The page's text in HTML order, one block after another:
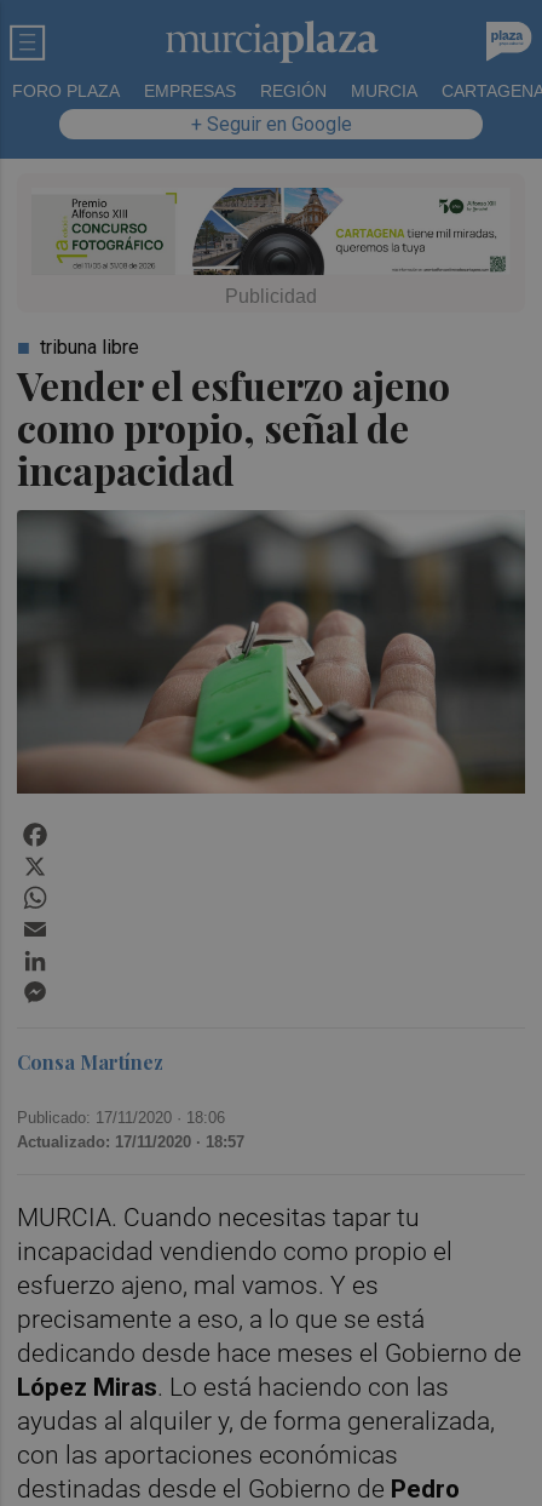
FORO PLAZA EMPRESAS REGIÓN MURCIA
+ Seguir en Google
Vender el esfuerzo ajeno
como propio, señal de
incapacidad
tribuna libre
Consa Martínez
Publicado: 17/11/2020 · 18:06
Actualizado: 17/11/2020 · 18:57
MURCIA. Cuando necesitas tapar tu
incapacidad vendiendo como propio el
esfuerzo ajeno, mal vamos. Y es
precisamente a eso, a lo que se está
dedicando desde hace meses el Gobierno de
López Miras. Lo está haciendo con las
ayudas al alquiler y, de forma generalizada,
con las aportaciones económicas
destinadas desde el Gobierno de Pedro